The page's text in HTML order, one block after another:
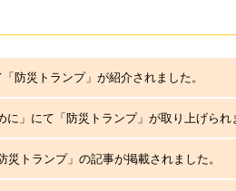
防災トランプ」が紹介されました。
に」にて「防災トランプ」が取り上げられ
災トランプ」の記事が掲載されました。